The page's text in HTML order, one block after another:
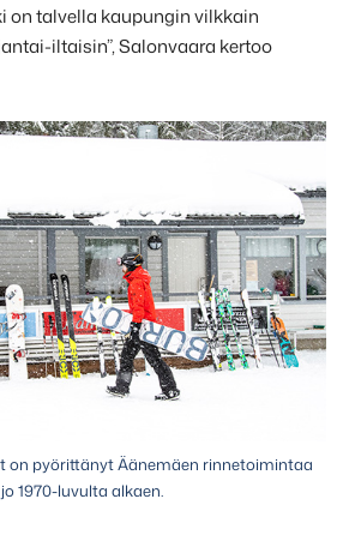
on talvella kaupungin vilkkain
iltaisin”, Salonvaara kertoo
on pyörittänyt Äänemäen rinnetoimintaa
1970-luvulta alkaen.